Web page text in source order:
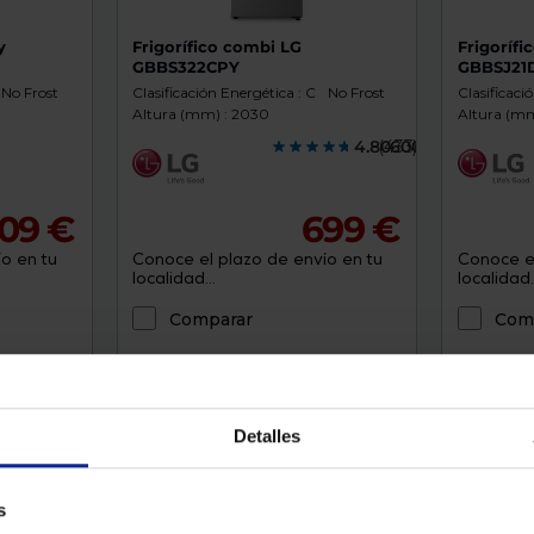
Detalles
No Frost
€
en tu
Frigorífico combi LG
GBBS322CPY
Clasificación Energética : C
No Frost
Altura (mm) : 2030
4.8060000
(433)
699 €
Conoce el plazo de envío en tu
localidad...
Comparar
Altura
Conoce
con